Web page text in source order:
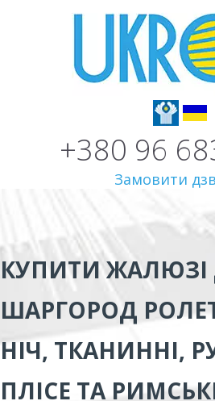
+380 96
Замовити
КУПИТИ ЖАЛЮЗІ
ШАРГОРОД
НІЧ, ТКАНИННІ,
ПЛІСЕ ТА